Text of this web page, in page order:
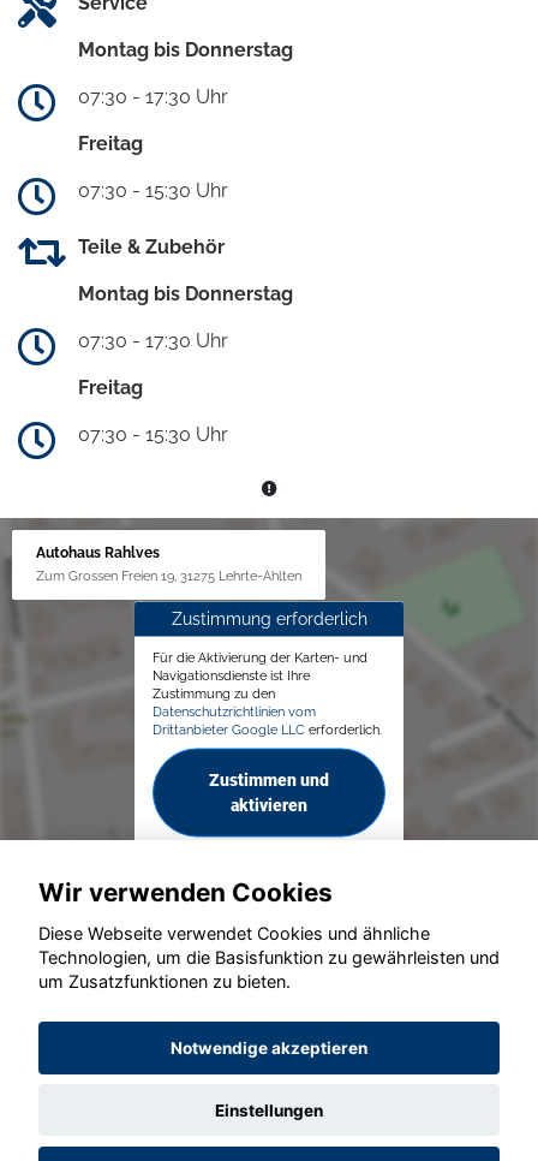
Montag bis Donnerstag
07:30 - 17:30 Uhr
Freitag
07:30 - 15:30 Uhr
Teile & Zubehör
Montag bis Donnerstag
07:30 - 17:30 Uhr
Freitag
07:30 - 15:30 Uhr
Autohaus Rahlves
Zum Grossen Freien 19, 31275 Lehrte-Ahlten
Zustimmung erforderlich
Für die Aktivierung der Karten- und
Navigationsdienste ist Ihre
Zustimmung zu den
Datenschutzrichtlinien vom
Drittanbieter Google LLC erforderlich.
Zustimmen und
aktivieren
© konjunkturmotor.de GmbH 2020 - 2026
Wir verwenden Cookies
Diese Webseite verwendet Cookies und ähnliche
Technologien, um die Basisfunktion zu gewährleisten und
um Zusatzfunktionen zu bieten.
Notwendige akzeptieren
Einstellungen